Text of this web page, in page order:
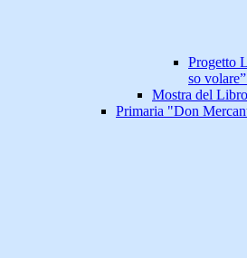
Progetto
so
Mostra del
Primaria "Don